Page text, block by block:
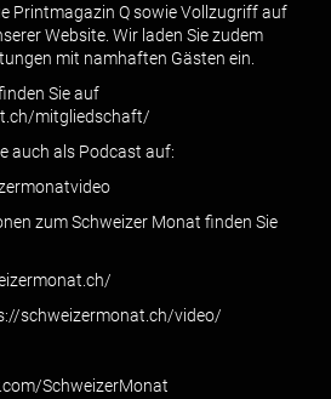
Printmagazin Q sowie Vollzugriff auf
Website. Wir laden Sie zudem
mit namhaften Gästen ein.
Sie auf
mitgliedschaft/
auch als Podcast auf:
zum Schweizer Monat finden Sie
schweizermonat.ch/video/
SchweizerMonat